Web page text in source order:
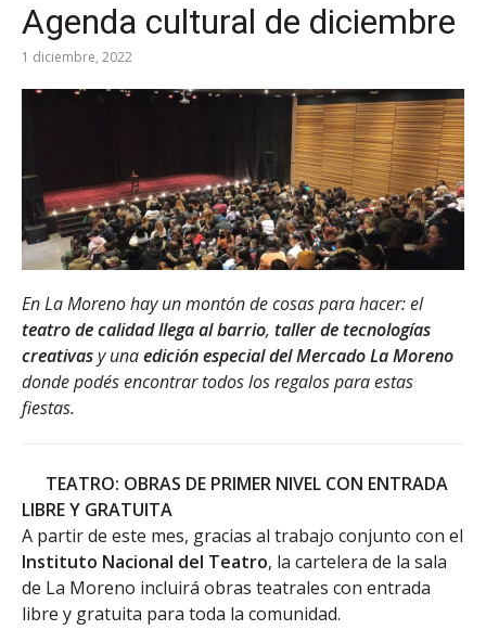
Agenda cultural de diciembre
1 diciembre, 2022
En La Moreno hay un montón de cosas para hacer: el
teatro de calidad llega al barrio, taller de tecnologías
creativasy unaedición especial del Mercado La Moreno
donde podés encontrar todos los regalos para estas
fiestas.
TEATRO: OBRAS DE PRIMER NIVEL CON ENTRADA
LIBRE Y GRATUITA
A partir de este mes, gracias al trabajo conjunto con el
Instituto Nacional del Teatro, la cartelera de la sala
de La Moreno incluirá obras teatrales con entrada
libre y gratuita para toda la comunidad.